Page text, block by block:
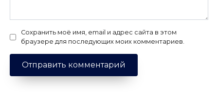
Сохранить моё имя, email и адрес сайта в этом
браузере для последующих моих комментариев.